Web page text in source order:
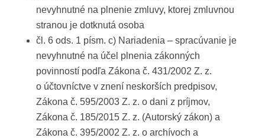
nevyhnutné na plnenie zmluvy, ktorej zmluvnou
stranou je dotknutá osoba
čl. 6 ods. 1 písm. c) Nariadenia – spracúvanie je
nevyhnutné na účel plnenia zákonných
povinností podľa Zákona č. 431/2002 Z. z.
o účtovníctve v znení neskorších predpisov,
Zákona č. 595/2003 Z. z. o dani z príjmov,
Zákona č. 185/2015 Z. z. (Autorský zákon) a
Zákona č. 395/2002 Z. z. o archívoch a